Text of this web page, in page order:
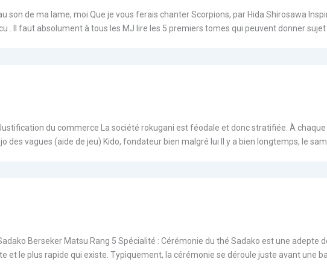
son de ma lame, moi Que je vous ferais chanter Scorpions, par Hida Shirosawa
. Il faut absolument à tous les MJ lire les 5 premiers tomes qui peuvent donner
Justification du commerce La société rokugani est féodale et donc stratifiée. À
des vagues (aide de jeu) Kido, fondateur bien malgré lui Il y a bien longtemps, le
Berseker Matsu Rang 5 Spécialité : Cérémonie du thé Sadako est une adepte
et le plus rapide qui existe. Typiquement, la cérémonie se déroule juste avant une